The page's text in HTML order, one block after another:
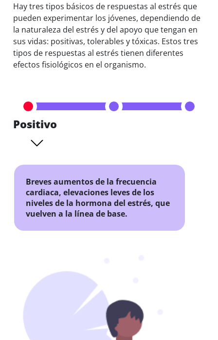
Hay tres tipos básicos de respuestas al estrés que
pueden experimentar los jóvenes, dependiendo de
la naturaleza del estrés y del apoyo que tengan en
sus vidas: positivas, tolerables y tóxicas. Estos tres
tipos de respuestas al estrés tienen diferentes
efectos fisiológicos en el organismo.
Positivo
Breves aumentos de la frecuencia
cardiaca, elevaciones leves de los
niveles de la hormona del estrés, que
vuelven a la línea de base.